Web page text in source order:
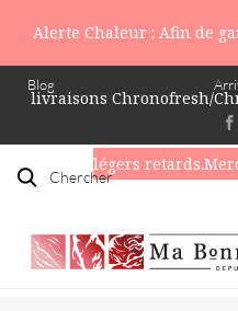
Alerte Chaleur : Afin de
livraisons Chronofresh/
légers
Blog
Chercher